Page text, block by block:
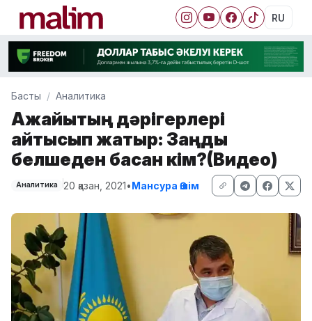
RU
Басты Аналитика
Ақжайықтың дәрігерлері
айтысып жатыр: Заңды
белшеден басқан кім?(Видео)
Аналитика 20 қазан, 2021•Мансура Әшім